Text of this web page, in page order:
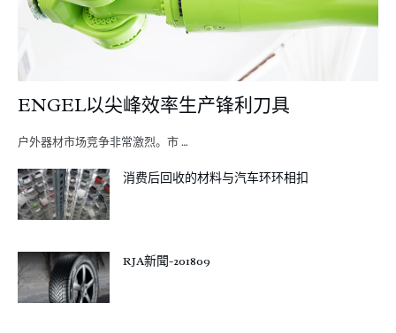
ENGEL以尖峰效率生产锋利刀具
户外器材市场竞争非常激烈。市 …
消费后回收的材料与汽车环环相扣
RJA新聞-201809